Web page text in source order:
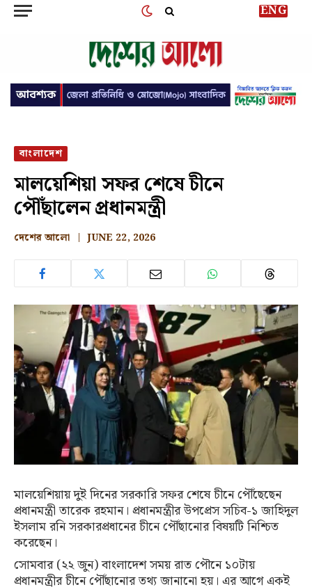
ENG
বাংলাদেশ
মালয়েশিয়া সফর শেষে চীনে
পৌঁছালেন প্রধানমন্ত্রী
দেশের আলো JUNE 22, 2026
মালয়েশিয়ায় দুই দিনের সরকারি সফর শেষে চীনে পৌঁছেছেন
প্রধানমন্ত্রী তারেক রহমান। প্রধানমন্ত্রীর উপপ্রেস সচিব-১ জাহিদুল
ইসলাম রনি সরকারপ্রধানের চীনে পৌঁছানোর বিষয়টি নিশ্চিত
করেছেন।
সোমবার (২২ জুন) বাংলাদেশ সময় রাত পৌনে ১০টায়
প্রধানমন্ত্রীর চীনে পৌঁছানোর তথ্য জানানো হয়। এর আগে একই